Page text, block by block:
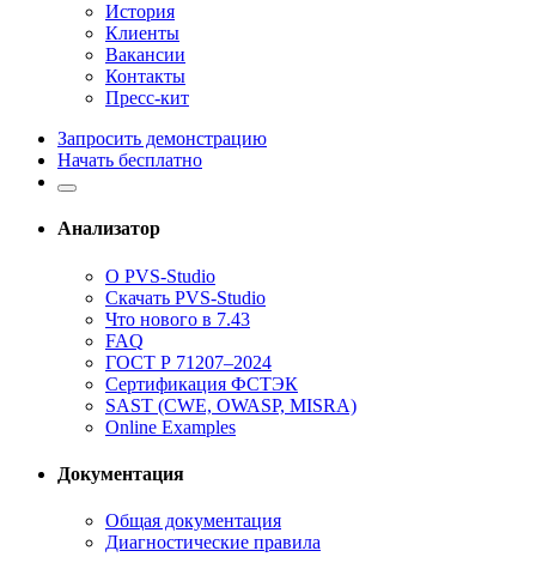
История
Клиенты
Вакансии
Контакты
Пресс-кит
Запросить демонстрацию
Начать бесплатно
Анализатор
О PVS-Studio
Скачать PVS-Studio
Что нового в 7.43
FAQ
ГОСТ Р 71207–2024
Сертификация ФСТЭК
SAST (CWE, OWASP, MISRA)
Online Examples
Документация
Общая документация
Диагностические правила